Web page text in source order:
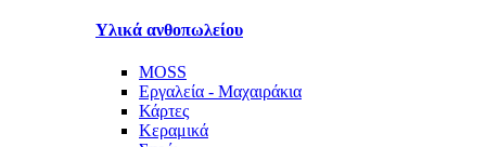
Υλικά ανθοπωλείου
MOSS
Εργαλεία - Μαχαιράκια
Κάρτες
Κεραμικά